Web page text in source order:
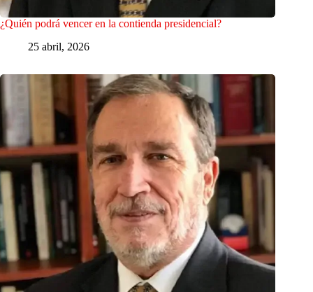
¿Quién podrá vencer en la contienda presidencial?
25 abril, 2026